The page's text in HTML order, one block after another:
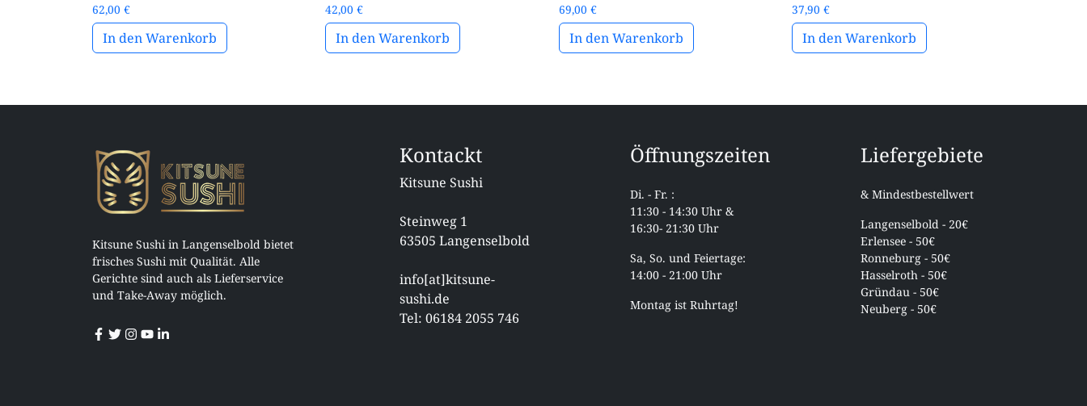
62,00 €
In den Warenkorb
42,00€
In den Warenkorb
69,00 €
In den Warenkorb
37,90€
In den Warenkorb
Kitsune Sushi in Langenselbold bietet
frisches Sushi mit Qualität. Alle
Gerichte sind auch als Lieferservice
und Take-Away möglich.
Kontackt
Kitsune Sushi
Steinweg 1
63505 Langenselbold
info[at]kitsune-
sushi.de
Tel: 06184 2055 746
Öffnungszeiten
Di. - Fr. :
11:30 - 14:30 Uhr &
16:30- 21:30 Uhr
Sa, So. und Feiertage:
14:00 - 21:00 Uhr
Montag ist Ruhrtag!
Liefergebiete
& Mindestbestellwert
Langenselbold - 20€
Erlensee - 50€
Ronneburg - 50€
Hasselroth - 50€
Gründau - 50€
Neuberg - 50€